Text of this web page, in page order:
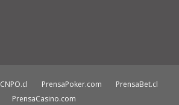
CNPO.cl PrensaPoker.com
PrensaBet.cl
PrensaCasino.com